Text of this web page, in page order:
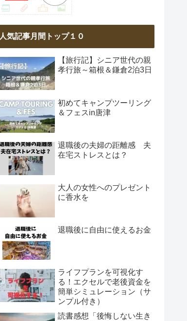
人気記事月間トップ１０
【旅行記】シニア世代の親
孝行旅～箱根＆鎌倉2泊3日
初めてキャンプツーリング
＆フェスin唐津
退職後の夫婦の距離感 夫
在宅ストレスとは？
大人の女性へのプレゼント
に香水を
退職後に自由に使えるお金
ライフプランを可視化す
る！エクセルで老後資金を
簡単シミュレーション（サ
ンプル付き）
読書感想「後悔しない生き